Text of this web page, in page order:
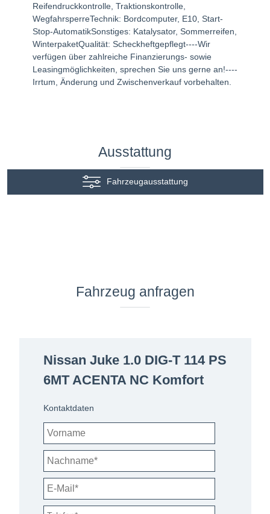
Reifendruckkontrolle, Traktionskontrolle,
WegfahrsperreTechnik: Bordcomputer, E10, Start-
Stop-AutomatikSonstiges: Katalysator, Sommerreifen,
WinterpaketQualität: Scheckheftgepflegt----Wir
verfügen über zahlreiche Finanzierungs- sowie
Leasingmöglichkeiten, sprechen Sie uns gerne an!----
Irrtum, Änderung und Zwischenverkauf vorbehalten.
Ausstattung
Fahrzeugausstattung
Fahrzeug anfragen
Nissan Juke 1.0 DIG-T 114 PS
6MT ACENTA NC Komfort
Kontaktdaten